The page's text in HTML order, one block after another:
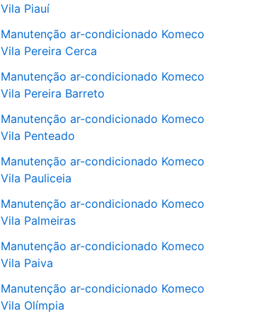
Vila Piauí
Manutenção ar-condicionado Komeco
Vila Pereira Cerca
Manutenção ar-condicionado Komeco
Vila Pereira Barreto
Manutenção ar-condicionado Komeco
Vila Penteado
Manutenção ar-condicionado Komeco
Vila Pauliceia
Manutenção ar-condicionado Komeco
Vila Palmeiras
Manutenção ar-condicionado Komeco
Vila Paiva
Manutenção ar-condicionado Komeco
Vila Olímpia